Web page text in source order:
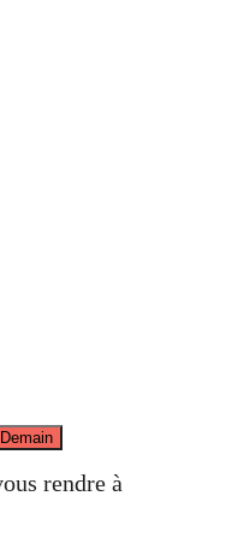
Demain
rendre à